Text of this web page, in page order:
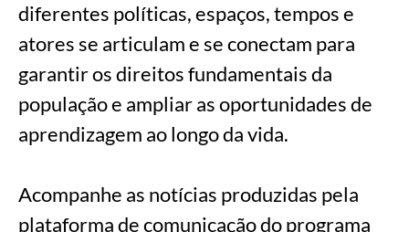
diferentes políticas, espaços, tempos e
atores se articulam e se conectam para
garantir os direitos fundamentais da
população e ampliar as oportunidades de
aprendizagem ao longo da vida.
Acompanhe as notícias produzidas pela
plataforma de comunicação do programa